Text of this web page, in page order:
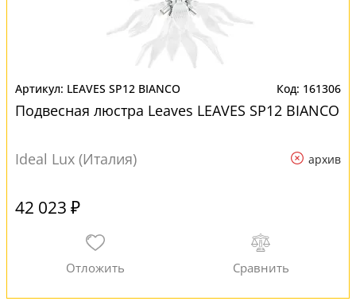
LEAVES SP12 BIANCO 161306
Подвесная люстра Leaves LEAVES SP12 BIANCO
Ideal Lux (Италия) архив
42 023 ₽